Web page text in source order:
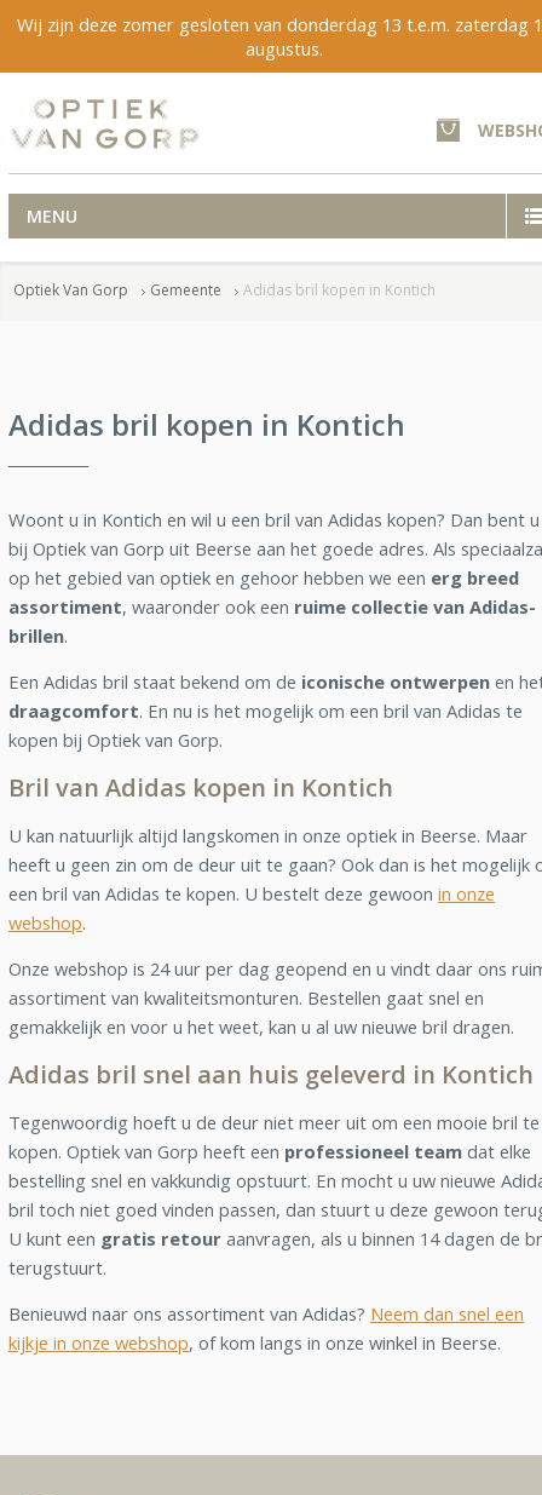
Wij zijn deze zomer gesloten van donderdag 13 t.e.m. zaterdag
augustus.
MENU
Optiek Van Gorp Gemeente Adidas bril kopen in Kontich
Adidas bril kopen in Kontich
Woont u in Kontich en wil u een bril van Adidas kopen? Dan bent u
bij Optiek van Gorp uit Beerse aan het goede adres. Als
op het gebied van optiek en gehoor hebben we een erg breed
assortiment, waaronder ook een ruime collectie van Adidas-
brillen.
Een Adidas bril staat bekend om de iconische ontwerpen en
draagcomfort. En nu is het mogelijk om een bril van Adidas te
kopen bij Optiek van Gorp.
Bril van Adidas kopen in Kontich
U kan natuurlijk altijd langskomen in onze optiek in Beerse. Maar
heeft u geen zin om de deur uit te gaan? Ook dan is het mogelijk
een bril van Adidas te kopen. U bestelt deze gewoon in onze
webshop.
Onze webshop is 24 uur per dag geopend en u vindt daar ons
assortiment van kwaliteitsmonturen. Bestellen gaat snel en
gemakkelijk en voor u het weet, kan u al uw nieuwe bril dragen.
Adidas bril snel aan huis geleverd in Kontich
Tegenwoordig hoeft u de deur niet meer uit om een mooie bril te
kopen. Optiek van Gorp heeft een professioneel team dat elke
bestelling snel en vakkundig opstuurt. En mocht u uw nieuwe
bril toch niet goed vinden passen, dan stuurt u deze gewoon
U kunt een gratis retour aanvragen, als u binnen 14 dagen de
terugstuurt.
Benieuwd naar ons assortiment van Adidas? Neem dan snel een
kijkje in onze webshop, of kom langs in onze winkel in Beerse.